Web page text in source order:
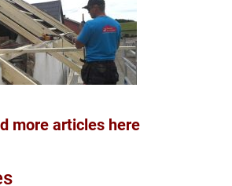
more articles here